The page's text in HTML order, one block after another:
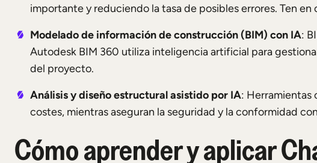
importante y reduciendo la tasa de posibles errores. Ten
Modelado de información de construcción (BIM) con IA:
Autodesk BIM 360 utiliza inteligencia artificial para
del proyecto.
Análisis y diseño estructural asistido por IA: Herramientas
costes, mientras aseguran la seguridad y la conformidad
Cómo aprender y aplicar